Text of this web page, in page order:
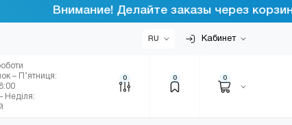
Внимание! Делайте заказы через корзину
RU Кабинет
– П’ятниця:
Неділя:
0 0 0